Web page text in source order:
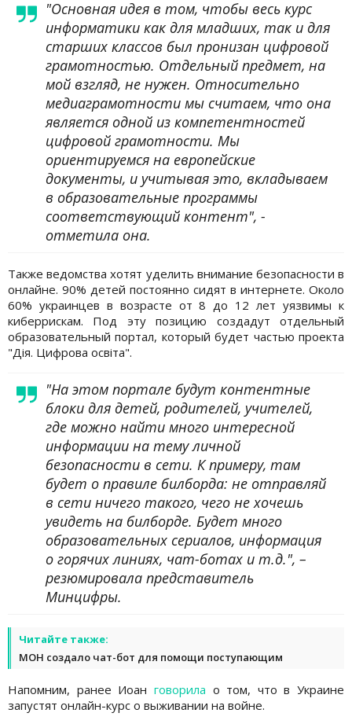
"Основная идея в том, чтобы весь курс
информатики как для младших, так и для
старших классов был пронизан цифровой
грамотностью. Отдельный предмет, на
мой взгляд, не нужен. Относительно
медиаграмотности мы считаем, что она
является одной из компетентностей
цифровой грамотности. Мы
ориентируемся на европейские
документы, и учитывая это, вкладываем
в образовательные программы
соответствующий контент", -
отметила она.
Также ведомства хотят уделить внимание безопасности в
онлайне. 90% детей постоянно сидят в интернете. Около
60% украинцев в возрасте от 8 до 12 лет уязвимы к
киберрискам. Под эту позицию создадут отдельный
образовательный портал, который будет частью проекта
"Дія. Цифрова освіта".
"На этом портале будут контентные
блоки для детей, родителей, учителей,
где можно найти много интересной
информации на тему личной
безопасности в сети. К примеру, там
будет о правиле билборда: не отправляй
в сети ничего такого, чего не хочешь
увидеть на билборде. Будет много
образовательных сериалов, информация
о горячих линиях, чат-ботах и т.д.", –
резюмировала представитель
Минцифры.
Читайте также:
МОН создало чат-бот для помощи поступающим
Напомним, ранее Иоан говорила о том, что в Украине
запустят онлайн-курс о выживании на войне.